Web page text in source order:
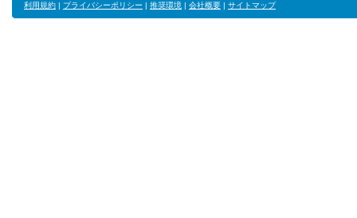
利用規約 | プライバシーポリシー | 推奨環境 | 会社概要 | サイトマップ